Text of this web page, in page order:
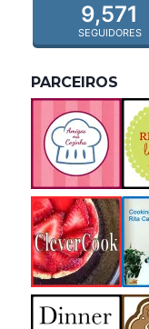
9,571
SEGUIDORES
PARCEIROS